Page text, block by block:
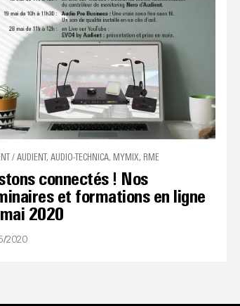
/ AUDIENT, AUDIO-TECHNICA, MYMIX, RME
connectés ! Nos
et formations en ligne
2020
2020